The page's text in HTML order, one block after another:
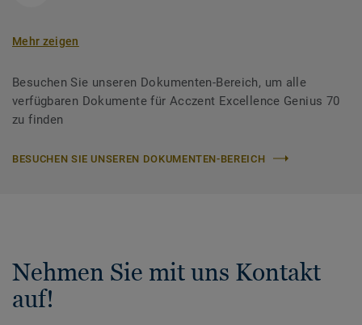
Mehr zeigen
Besuchen Sie unseren Dokumenten-Bereich, um alle
verfügbaren Dokumente für Acczent Excellence Genius 70
zu finden
BESUCHEN SIE UNSEREN DOKUMENTEN-BEREICH
Nehmen Sie mit uns Kontakt
auf!